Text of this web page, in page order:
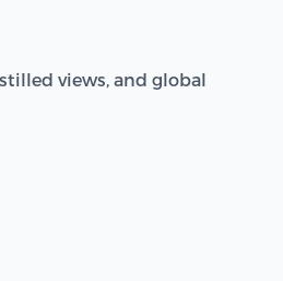
views, and global